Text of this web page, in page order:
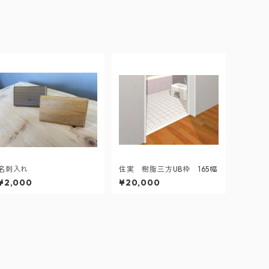
刺入れ 住実 樹脂三方UB枠 165幅
¥20,000